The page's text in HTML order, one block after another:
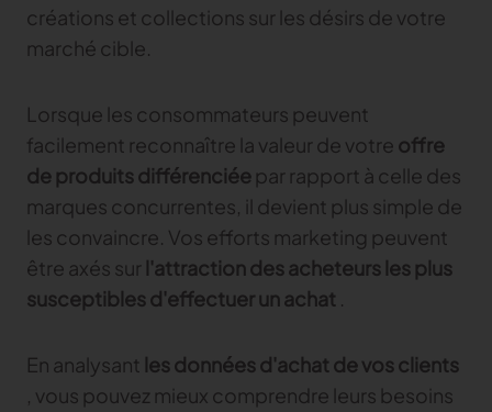
créations et collections sur les désirs de votre
marché cible.
Lorsque les consommateurs peuvent
facilement reconnaître la valeur de votre offre
de produits différenciée par rapport à celle des
marques concurrentes, il devient plus simple de
les convaincre. Vos efforts marketing peuvent
être axés sur l'attraction des acheteurs les plus
susceptibles d'effectuer un achat .
En analysant les données d'achat de vos clients
, vous pouvez mieux comprendre leurs besoins